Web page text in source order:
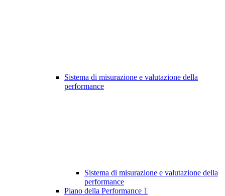
Sistema di misurazione e valutazione della
performance
Sistema di misurazione e valutazione della
performance
Piano della Performance 1